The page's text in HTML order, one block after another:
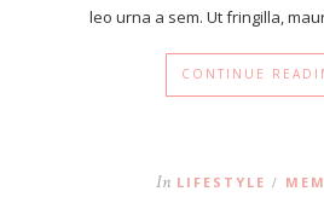
leo urna a sem. Ut fringilla,
CONTINUE
In LIFESTYLE /